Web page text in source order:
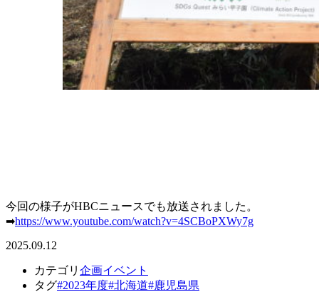
今回の様子がHBCニュースでも放送されました。
➡https://www.youtube.com/watch?v=4SCBoPXWy7g
2025.09.12
カテゴリ 企画イベント
タグ#2023年度#北海道#鹿児島県